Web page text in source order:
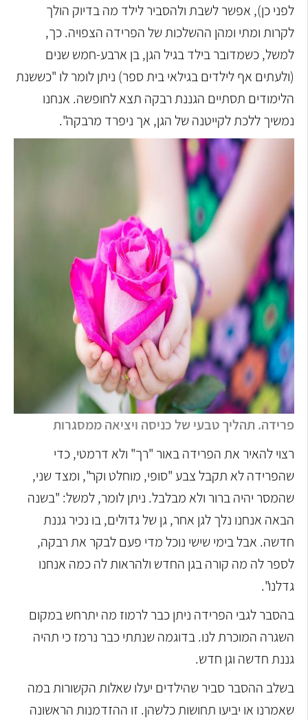
לפני כן), אפשר לשבת ולהסביר לילד מה בדיוק הולך
לקרות ומתי ומהן ההשלכות של הפרידה הצפויה. כך,
למשל, כשמדובר בילד בגיל הגן, בן ארבע-חמש שנים
(ולעתים אף לילדים בגילאי בית ספר) ניתן לומר לו "כששנת
הלימודים תסתיים הגננת רבקה תצא לחופשה. אנחנו
נמשיך ללכת לקייטנה של הגן, אך ניפרד מרבקה".
פרידה. תהליך טבעי של כניסה ויציאה ממסגרות
רצוי להאיר את הפרידה באור "רך" ולא דרמטי, כדי
שהפרידה לא תקבל צבע "סופי, מוחלט וקר", ומצד שני,
שהמסר יהיה ברור ולא מבלבל. ניתן לומר, למשל: "בשנה
הבאה אנחנו נלך לגן אחר, גן של גדולים, בו נכיר גננת
חדשה. אבל בימי שישי נוכל מדי פעם לבקר את רבקה,
לספר לה מה קורה בגן החדש ולהראות לה כמה אנחנו
גדלנו".
בהסבר לגבי הפרידה ניתן כבר לרמוז מה יתרחש במקום
השגרה המוכרת לנו. בדוגמה שנתתי כבר נרמז כי תהיה
גננת חדשה וגן חדש.
בשלב ההסבר סביר שהילדים יעלו שאלות הקשורות במה
שאמרנו או יביעו תחושות כלשהן. זו ההזדמנות הראשונה